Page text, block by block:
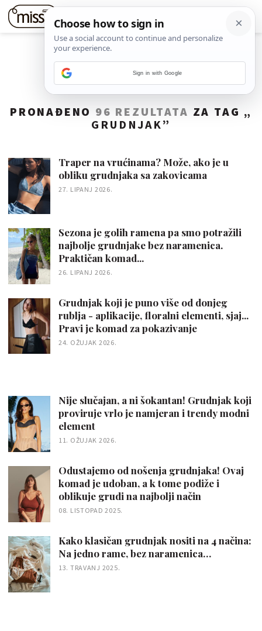
PRONAĐENO 96 REZULTATA ZA TAG „
GRUDNJAK”
Traper na vrućinama? Može, ako je u
obliku grudnjaka sa zakovicama
27. LIPANJ 2026.
Sezona je golih ramena pa smo potražili
najbolje grudnjake bez naramenica.
Praktičan komad...
26. LIPANJ 2026.
Grudnjak koji je puno više od donjeg
rublja - aplikacije, floralni elementi, sjaj...
Pravi je komad za pokazivanje
24. OŽUJAK 2026.
Nije slučajan, a ni šokantan! Grudnjak koji
proviruje vrlo je namjeran i trendy modni
element
11. OŽUJAK 2026.
Odustajemo od nošenja grudnjaka! Ovaj
komad je udoban, a k tome podiže i
oblikuje grudi na najbolji način
08. LISTOPAD 2025.
Kako klasičan grudnjak nositi na 4 načina:
Na jedno rame, bez naramenica…
13. TRAVANJ 2025.
Sign in with Google